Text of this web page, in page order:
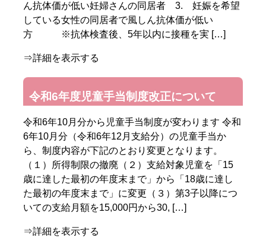
ん抗体価が低い妊婦さんの同居者 3. 妊娠を希望
している女性の同居者で風しん抗体価が低い
方 ※抗体検査後、5年以内に接種を実 […]
⇒詳細を表示する
令和6年度児童手当制度改正について
令和6年10月分から児童手当制度が変わります 令和
6年10月分（令和6年12月支給分）の児童手当か
ら、制度内容が下記のとおり変更となります。
（１）所得制限の撤廃（２）支給対象児童を「15
歳に達した最初の年度末まで」から「18歳に達し
た最初の年度末まで」に変更（３）第3子以降につ
いての支給月額を15,000円から30, […]
⇒詳細を表示する